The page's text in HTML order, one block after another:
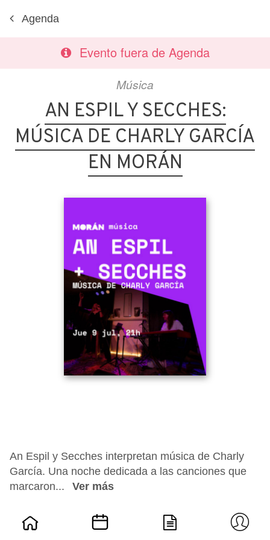
Agenda
Evento fuera de Agenda
Música
AN ESPIL Y SECCHES:
MÚSICA DE CHARLY GARCÍA
EN MORÁN
An Espil y Secches interpretan música de Charly
García. Una noche dedicada a las canciones que
marcaron...
Ver más